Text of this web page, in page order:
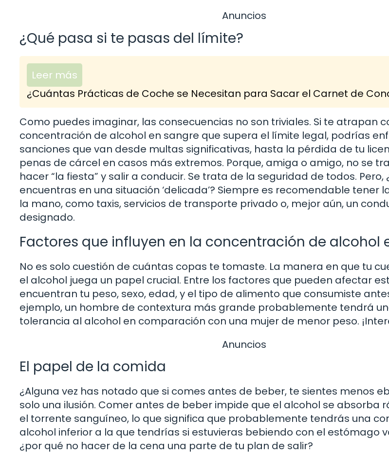
Anuncios
¿Qué pasa si te pasas del límite?
Leer más
¿Cuántas Prácticas de Coche se Necesitan para Sacar el Carnet de
Como puedes imaginar, las consecuencias no son triviales. Si te atrapan
concentración de alcohol en sangre que supera el límite legal, podrías
sanciones que van desde multas significativas, hasta la pérdida de tu
penas de cárcel en casos más extremos. Porque, amiga o amigo, no se
hacer “la fiesta” y salir a conducir. Se trata de la seguridad de todos. Pero,
encuentras en una situación ‘delicada’? Siempre es recomendable tener
la mano, como taxis, servicios de transporte privado o, mejor aún, un
designado.
Factores que influyen en la concentración de alcohol
No es solo cuestión de cuántas copas te tomaste. La manera en que tu
el alcohol juega un papel crucial. Entre los factores que pueden afectar
encuentran tu peso, sexo, edad, y el tipo de alimento que consumiste
ejemplo, un hombre de contextura más grande probablemente tendrá
tolerancia al alcohol en comparación con una mujer de menor peso.
Anuncios
El papel de la comida
¿Alguna vez has notado que si comes antes de beber, te sientes menos
solo una ilusión. Comer antes de beber impide que el alcohol se absorba
el torrente sanguíneo, lo que significa que probablemente tendrás una
alcohol inferior a la que tendrías si estuvieras bebiendo con el estómago
¿por qué no hacer de la cena una parte de tu plan de salir?